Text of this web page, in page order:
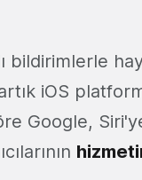
bildirimlerle
iOS
Google,